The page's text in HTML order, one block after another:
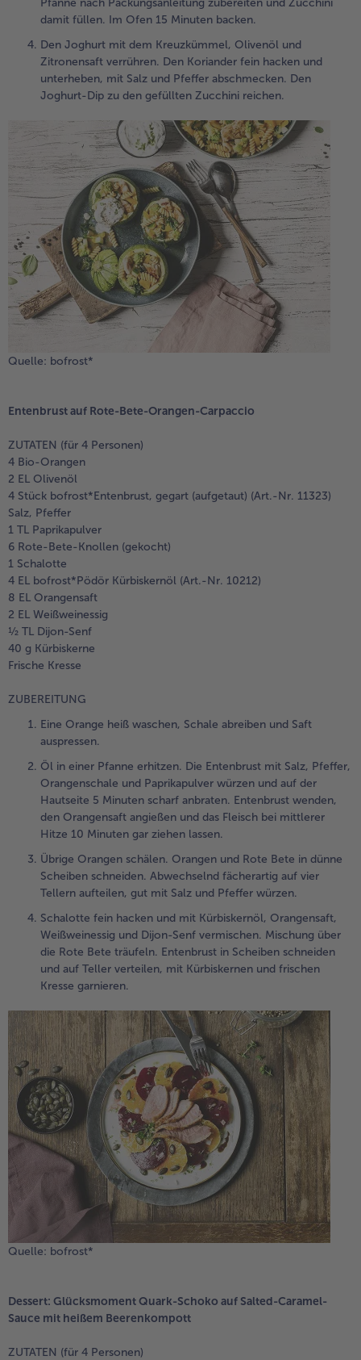
damit füllen. Im Ofen 15 Minuten backen.
Den Joghurt mit dem Kreuzkümmel, Olivenöl und
Zitronensaft verrühren. Den Koriander fein hacken und
unterheben, mit Salz und Pfeffer abschmecken. Den
Joghurt-Dip zu den gefüllten Zucchini reichen.
Quelle: bofrost*
Entenbrust auf Rote-Bete-Orangen-Carpaccio
ZUTATEN (für 4 Personen)
4 Bio-Orangen
2 EL Olivenöl
4 Stück bofrost*Entenbrust, gegart (aufgetaut) (Art.-Nr. 11323)
Salz, Pfeffer
1 TL Paprikapulver
6 Rote-Bete-Knollen (gekocht)
1 Schalotte
4 EL bofrost*Pödör Kürbiskernöl (Art.-Nr. 10212)
8 EL Orangensaft
2 EL Weißweinessig
½ TL Dijon-Senf
40 g Kürbiskerne
Frische Kresse
ZUBEREITUNG
Eine Orange heiß waschen, Schale abreiben und Saft
auspressen.
Öl in einer Pfanne erhitzen. Die Entenbrust mit Salz, Pfeffer,
Orangenschale und Paprikapulver würzen und auf der
Hautseite 5 Minuten scharf anbraten. Entenbrust wenden,
den Orangensaft angießen und das Fleisch bei mittlerer
Hitze 10 Minuten gar ziehen lassen.
Übrige Orangen schälen. Orangen und Rote Bete in dünne
Scheiben schneiden. Abwechselnd fächerartig auf vier
Tellern aufteilen, gut mit Salz und Pfeffer würzen.
Schalotte fein hacken und mit Kürbiskernöl, Orangensaft,
Weißweinessig und Dijon-Senf vermischen. Mischung über
die Rote Bete träufeln. Entenbrust in Scheiben schneiden
und auf Teller verteilen, mit Kürbiskernen und frischen
Kresse garnieren.
Quelle: bofrost*
Dessert: Glücksmoment Quark-Schoko auf Salted-Caramel-
Sauce mit heißem Beerenkompott
ZUTATEN (für 4 Personen)